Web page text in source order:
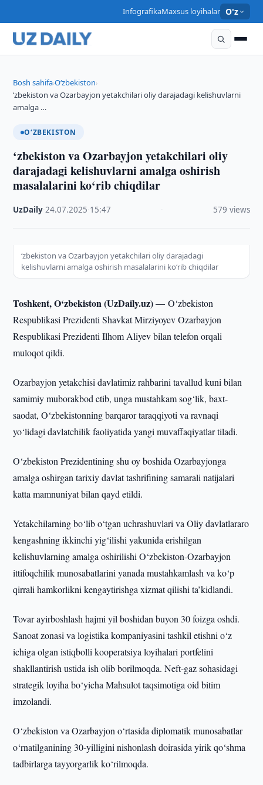
InfografikaMaxsus loyihalar O'z
Bosh sahifa›O‘zbekiston›
‘zbekiston va Ozarbayjon yetakchilari oliy darajadagi kelishuvlarni
amalga …
O‘ZBEKISTON
‘zbekiston va Ozarbayjon yetakchilari oliy
darajadagi kelishuvlarni amalga oshirish
masalalarini ko‘rib chiqdilar
UzDaily ·24.07.2025 15:47 579 views
‘zbekiston va Ozarbayjon yetakchilari oliy darajadagi
kelishuvlarni amalga oshirish masalalarini ko‘rib chiqdilar
Toshkent, O‘zbekiston (UzDaily.uz) —O‘zbekiston
Respublikasi Prezidenti Shavkat Mirziyoyev Ozarbayjon
Respublikasi Prezidenti Ilhom Aliyev bilan telefon orqali
muloqot qildi.
Ozarbayjon yetakchisi davlatimiz rahbarini tavallud kuni bilan
samimiy muborakbod etib, unga mustahkam sog‘lik, baxt-
saodat, O‘zbekistonning barqaror taraqqiyoti va ravnaqi
yo‘lidagi davlatchilik faoliyatida yangi muvaffaqiyatlar tiladi.
O‘zbekiston Prezidentining shu oy boshida Ozarbayjonga
amalga oshirgan tarixiy davlat tashrifining samarali natijalari
katta mamnuniyat bilan qayd etildi.
Yetakchilarning bo‘lib o‘tgan uchrashuvlari va Oliy davlatlararo
kengashning ikkinchi yig‘ilishi yakunida erishilgan
kelishuvlarning amalga oshirilishi O‘zbekiston-Ozarbayjon
ittifoqchilik munosabatlarini yanada mustahkamlash va ko‘p
qirrali hamkorlikni kengaytirishga xizmat qilishi ta’kidlandi.
Tovar ayirboshlash hajmi yil boshidan buyon 30 foizga oshdi.
Sanoat zonasi va logistika kompaniyasini tashkil etishni o‘z
ichiga olgan istiqbolli kooperatsiya loyihalari portfelini
shakllantirish ustida ish olib borilmoqda. Neft-gaz sohasidagi
strategik loyiha bo‘yicha Mahsulot taqsimotiga oid bitim
imzolandi.
O‘zbekiston va Ozarbayjon o‘rtasida diplomatik munosabatlar
o‘rnatilganining 30-yilligini nishonlash doirasida yirik qo‘shma
tadbirlarga tayyorgarlik ko‘rilmoqda.